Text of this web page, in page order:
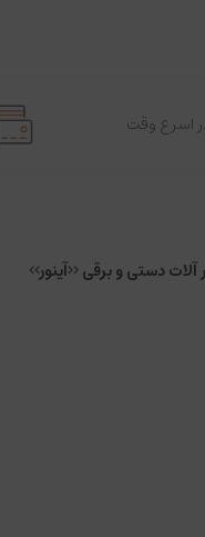
اسرع وقت
آلات دستی و برقی <<آینور>>